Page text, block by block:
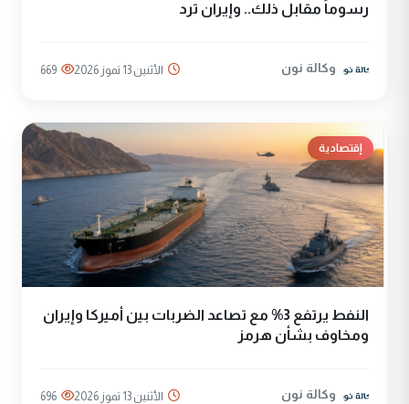
رسوماً مقابل ذلك.. وإيران ترد
وكالة نون الأثنين 13 تموز 2026 669
إقتصادية
النفط يرتفع 3% مع تصاعد الضربات بين أميركا وإيران
ومخاوف بشأن هرمز
وكالة نون الأثنين 13 تموز 2026 696